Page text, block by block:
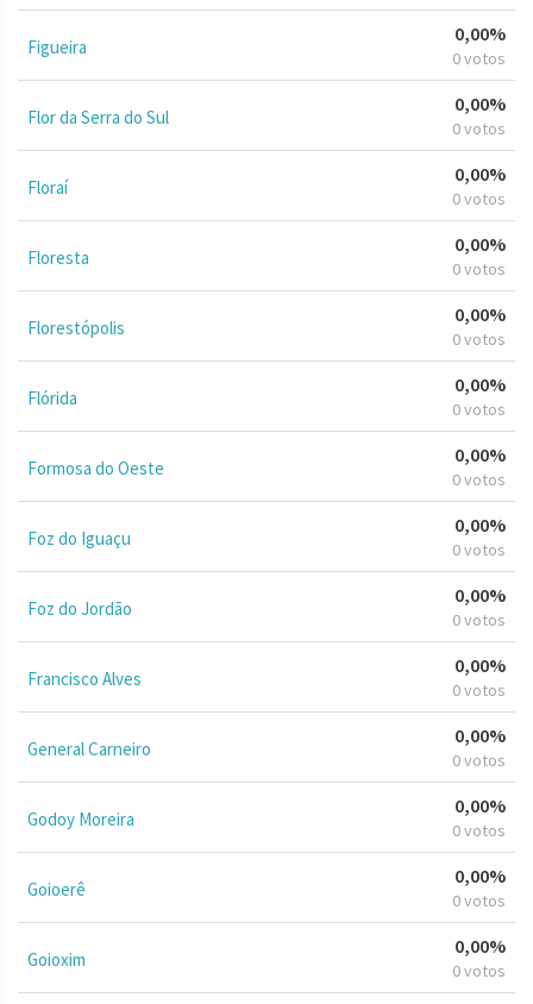
Figueira
0,00%
0 votos
Flor da Serra do Sul
0,00%
0 votos
Floraí
0,00%
0 votos
Floresta
0,00%
0 votos
Florestópolis
0,00%
0 votos
Flórida
0,00%
0 votos
Formosa do Oeste
0,00%
0 votos
Foz do Iguaçu
0,00%
0 votos
Foz do Jordão
0,00%
0 votos
Francisco Alves
0,00%
0 votos
General Carneiro
0,00%
0 votos
Godoy Moreira
0,00%
0 votos
Goioerê
0,00%
0 votos
Goioxim
0,00%
0 votos